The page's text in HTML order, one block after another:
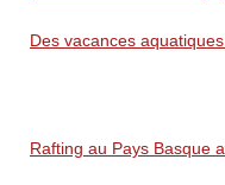
Des vacances
Rafting au Pays Basque